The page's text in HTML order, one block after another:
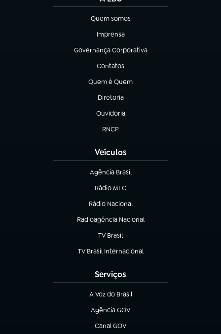
Quem somos
(abre em nova aba)
Imprensa
(abre em nova aba)
Governança Corporativa
(abre em nova aba)
Contatos
(abre em nova aba)
Quem é Quem
(abre em nova aba)
Diretoria
(abre em nova aba)
Ouvidoria
(abre em nova aba)
RNCP
(abre em nova aba)
Veículos
Agência Brasil
(abre em nova aba)
Rádio MEC
(abre em nova aba)
Rádio Nacional
Radioagência Nacional
(abre em nova aba)
TV Brasil
(abre em nova aba)
TV Brasil Internacional
(abre em nova aba)
Serviços
A Voz do Brasil
(abre em nova aba)
Agência GOV
(abre em nova aba)
Canal GOV
(abre em nova aba)